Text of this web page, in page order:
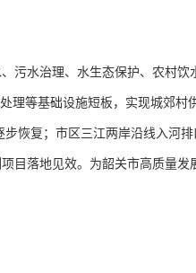
水治理、水生态保护、农村饮
理等基础设施短板，实现城郊村
恢复；市区三江两岸沿线入河排
落地见效。为韶关市高质量发